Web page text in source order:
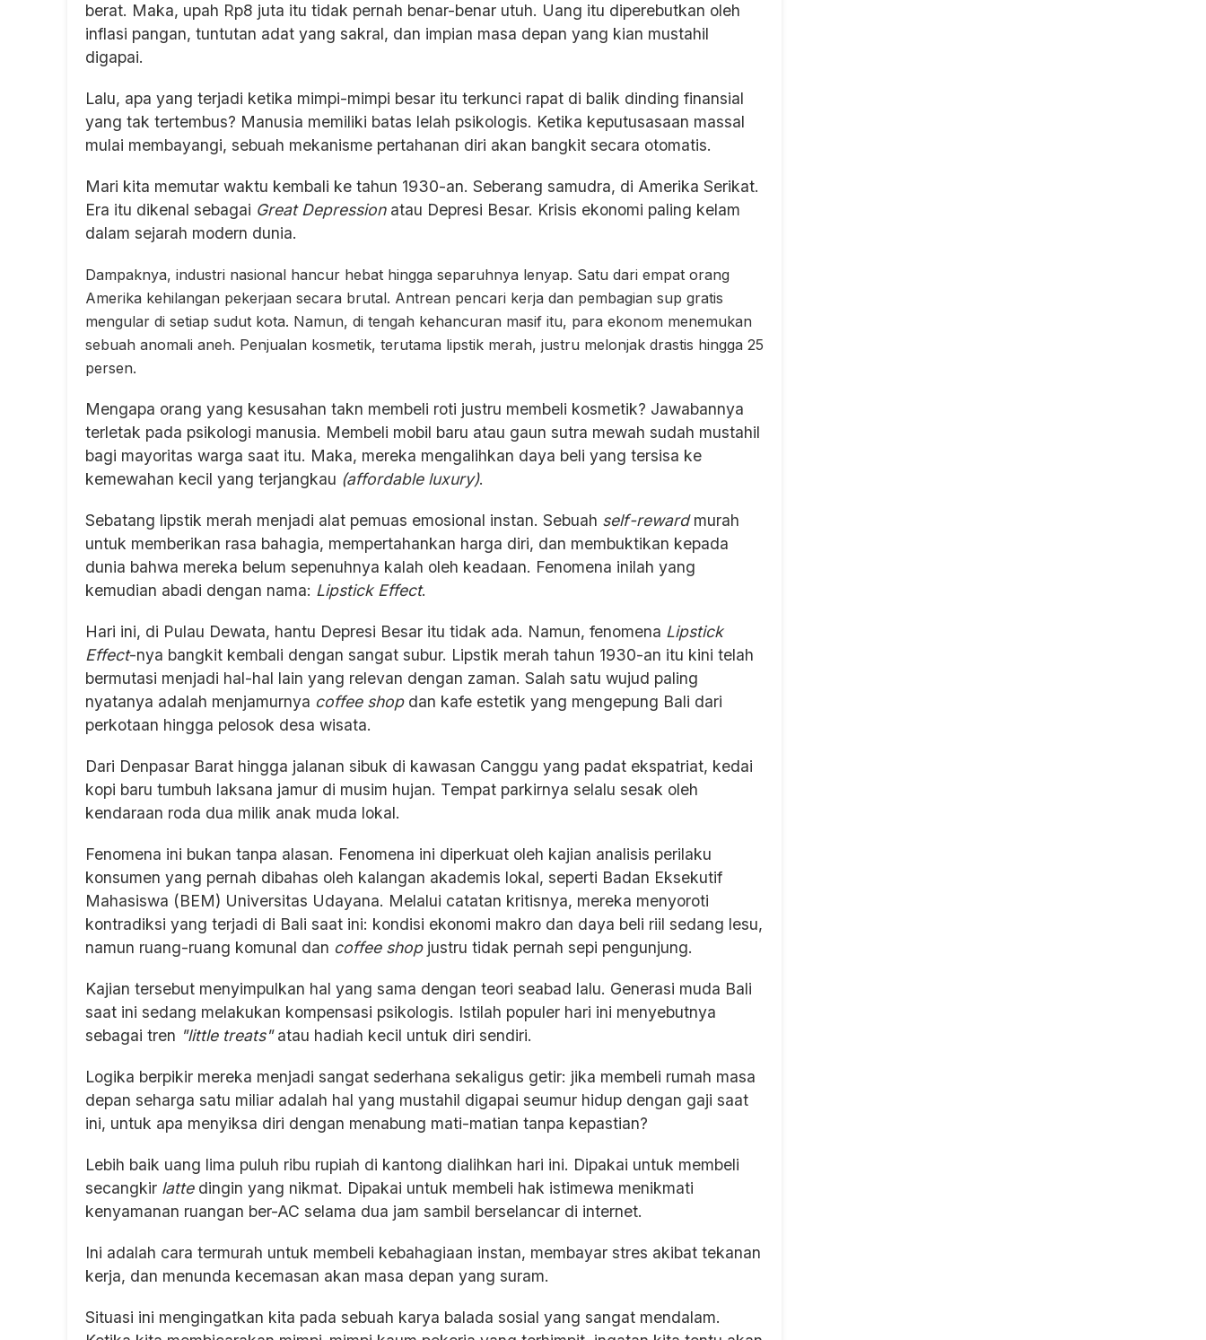
berat. Maka, upah Rp8 juta itu tidak pernah benar-benar utuh. Uang itu diperebutkan oleh
inflasi pangan, tuntutan adat yang sakral, dan impian masa depan yang kian mustahil
digapai.
Lalu, apa yang terjadi ketika mimpi-mimpi besar itu terkunci rapat di balik dinding finansial
yang tak tertembus? Manusia memiliki batas lelah psikologis. Ketika keputusasaan massal
mulai membayangi, sebuah mekanisme pertahanan diri akan bangkit secara otomatis.
Mari kita memutar waktu kembali ke tahun 1930-an. Seberang samudra, di Amerika Serikat.
Era itu dikenal sebagai Great Depressionatau Depresi Besar. Krisis ekonomi paling kelam
dalam sejarah modern dunia.
Dampaknya, industri nasional hancur hebat hingga separuhnya lenyap. Satu dari empat orang
Amerika kehilangan pekerjaan secara brutal. Antrean pencari kerja dan pembagian sup gratis
mengular di setiap sudut kota. Namun, di tengah kehancuran masif itu, para ekonom menemukan
sebuah anomali aneh. Penjualan kosmetik, terutama lipstik merah, justru melonjak drastis hingga 25
persen.
Mengapa orang yang kesusahan takn membeli roti justru membeli kosmetik? Jawabannya
terletak pada psikologi manusia. Membeli mobil baru atau gaun sutra mewah sudah mustahil
bagi mayoritas warga saat itu. Maka, mereka mengalihkan daya beli yang tersisa ke
kemewahan kecil yang terjangkau (affordable luxury).
Sebatang lipstik merah menjadi alat pemuas emosional instan. Sebuah self-rewardmurah
untuk memberikan rasa bahagia, mempertahankan harga diri, dan membuktikan kepada
dunia bahwa mereka belum sepenuhnya kalah oleh keadaan. Fenomena inilah yang
kemudian abadi dengan nama: Lipstick Effect.
Hari ini, di Pulau Dewata, hantu Depresi Besar itu tidak ada. Namun, fenomena Lipstick
Effect-nya bangkit kembali dengan sangat subur. Lipstik merah tahun 1930-an itu kini telah
bermutasi menjadi hal-hal lain yang relevan dengan zaman. Salah satu wujud paling
nyatanya adalah menjamurnya coffee shopdan kafe estetik yang mengepung Bali dari
perkotaan hingga pelosok desa wisata.
Dari Denpasar Barat hingga jalanan sibuk di kawasan Canggu yang padat ekspatriat, kedai
kopi baru tumbuh laksana jamur di musim hujan. Tempat parkirnya selalu sesak oleh
kendaraan roda dua milik anak muda lokal.
Fenomena ini bukan tanpa alasan. Fenomena ini diperkuat oleh kajian analisis perilaku
konsumen yang pernah dibahas oleh kalangan akademis lokal, seperti Badan Eksekutif
Mahasiswa (BEM) Universitas Udayana. Melalui catatan kritisnya, mereka menyoroti
kontradiksi yang terjadi di Bali saat ini: kondisi ekonomi makro dan daya beli riil sedang lesu,
namun ruang-ruang komunal dan coffee shopjustru tidak pernah sepi pengunjung.
Kajian tersebut menyimpulkan hal yang sama dengan teori seabad lalu. Generasi muda Bali
saat ini sedang melakukan kompensasi psikologis. Istilah populer hari ini menyebutnya
sebagai tren "little treats"atau hadiah kecil untuk diri sendiri.
Logika berpikir mereka menjadi sangat sederhana sekaligus getir: jika membeli rumah masa
depan seharga satu miliar adalah hal yang mustahil digapai seumur hidup dengan gaji saat
ini, untuk apa menyiksa diri dengan menabung mati-matian tanpa kepastian?
Lebih baik uang lima puluh ribu rupiah di kantong dialihkan hari ini. Dipakai untuk membeli
secangkir latte dingin yang nikmat. Dipakai untuk membeli hak istimewa menikmati
kenyamanan ruangan ber-AC selama dua jam sambil berselancar di internet.
Ini adalah cara termurah untuk membeli kebahagiaan instan, membayar stres akibat tekanan
kerja, dan menunda kecemasan akan masa depan yang suram.
Situasi ini mengingatkan kita pada sebuah karya balada sosial yang sangat mendalam.